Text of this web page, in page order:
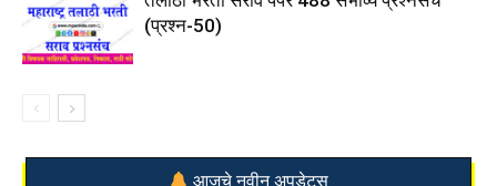
(प्रश्न-50)
आजचे नवीन अपडेट्स